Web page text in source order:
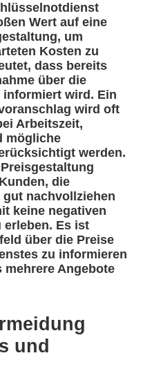
Wert auf eine
um
Kosten zu
dass bereits
über die
wird. Ein
wird oft
Arbeitszeit,
mögliche
werden.
die
nachvollziehen
keine negativen
erleben. Es ist
über die Preise
zu informieren
mehrere Angebote
und